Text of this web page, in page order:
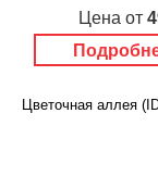
Цена от
Цветочная аллея